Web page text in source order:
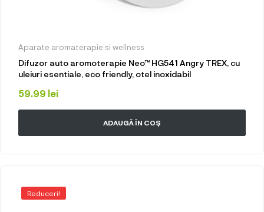
Aparate aromaterapie si wellness
Difuzor auto aromoterapie Neo™ HG541 Angry TREX, cu
uleiuri esentiale, eco friendly, otel inoxidabil
59.99 lei
ADAUGĂ ÎN COȘ
Reduceri!